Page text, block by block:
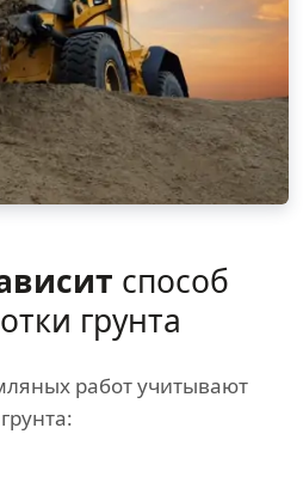
способ
грунта
работ учитывают